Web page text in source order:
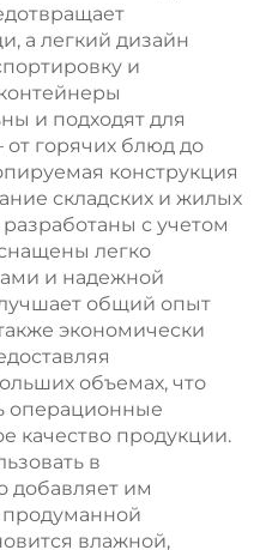
а легкий дизайн
и
и подходят для
горячих блюд до
конструкция
складских и жилых
с учетом
легко
и надежной
общий опыт
экономически
объемах, что
операционные
качество продукции.
в
добавляет им
продуманной
влажной,